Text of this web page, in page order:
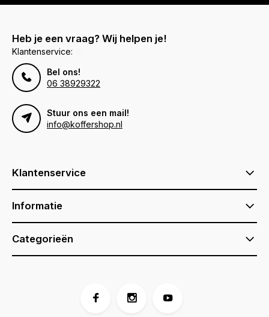
Heb je een vraag? Wij helpen je!
Klantenservice:
Bel ons!
06 38929322
Stuur ons een mail!
info@koffershop.nl
Klantenservice
Informatie
Categorieën